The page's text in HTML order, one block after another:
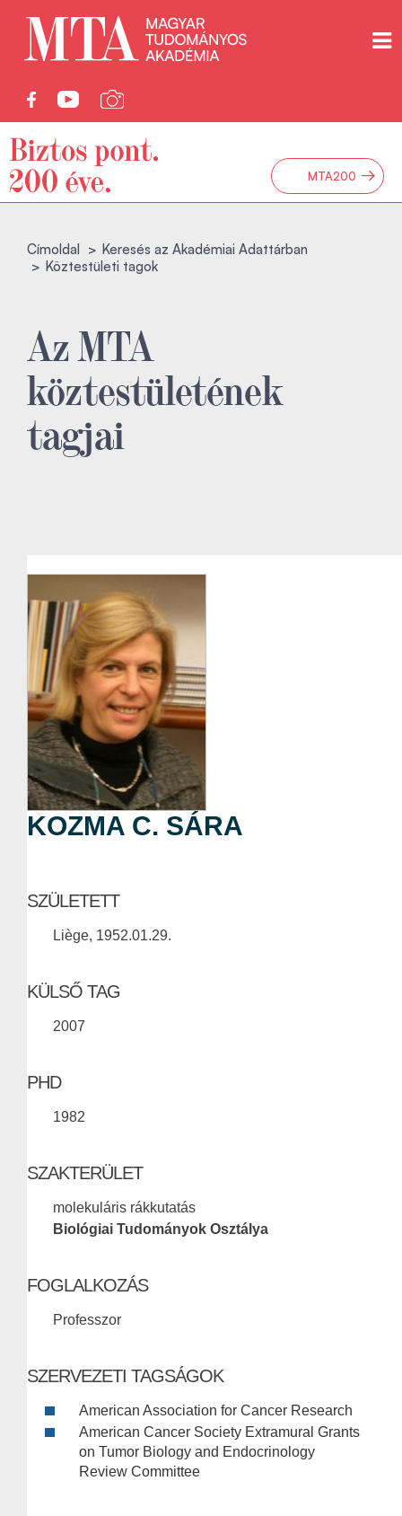
MTA200 →
Címoldal
Keresés az Akadémiai Adattárban
Köztestületi tagok
Az MTA
köztestületének
tagjai
KOZMA C. SÁRA
SZÜLETETT
Liège, 1952.01.29.
KÜLSŐ TAG
2007
PHD
1982
SZAKTERÜLET
molekuláris rákkutatás
Biológiai Tudományok Osztálya
FOGLALKOZÁS
Professzor
SZERVEZETI TAGSÁGOK
American Association for Cancer Research
American Cancer Society Extramural Grants
on Tumor Biology and Endocrinology
Review Committee